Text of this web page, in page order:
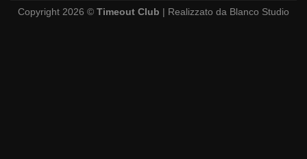
Copyright 2026 © Timeout Club | Realizzato da Blanco Studio